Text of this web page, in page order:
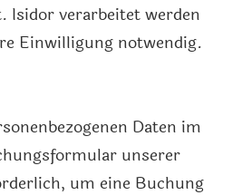
Isidorverarbeitet werden
Einwilligung notwendig.
Daten im
unserer
um eine Buchung